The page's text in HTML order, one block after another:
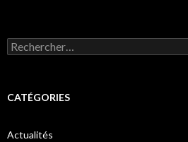
Rechercher :
CATÉGORIES
Actualités